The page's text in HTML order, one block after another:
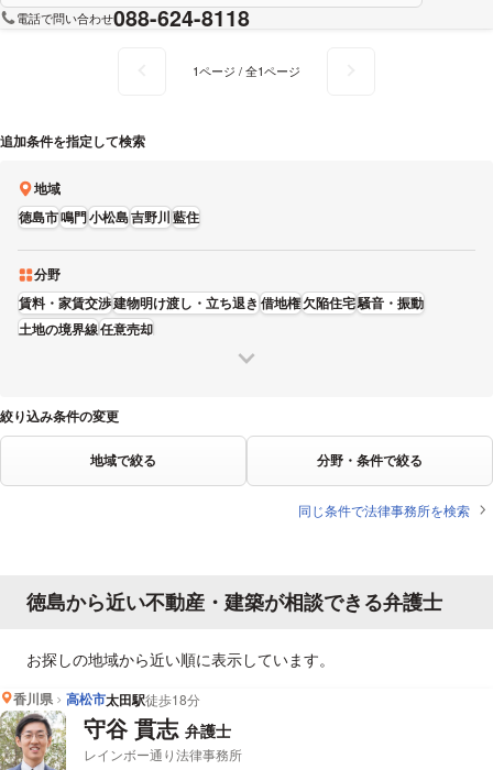
電話で問い合わせ088-624-8118
1ページ / 全1ページ
追加条件を指定して検索
地域
徳島市鳴門小松島吉野川藍住
分野
賃料・家賃交渉建物明け渡し・立ち退き 借地権欠陥住宅騒音・振動
土地の境界線任意売却
絞り込み条件の変更
地域で絞る 分野・条件で絞る
同じ条件で法律事務所を検索
徳島から近い不動産・建築が相談できる弁護士
お探しの地域から近い順に表示しています。
香川県 高松市太田駅徒歩18分
守谷 貫志 弁護士
レインボー通り法律事務所